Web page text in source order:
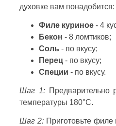
духовке вам понадобится:
Филе куриное - 4
Бекон - 8 ломтиков;
Соль - по вкусу;
Перец - по вкусу;
Специи - по вкусу.
Шаг 1:Предварительно
температуры 180°C.
Шаг 2:Приготовьте филе